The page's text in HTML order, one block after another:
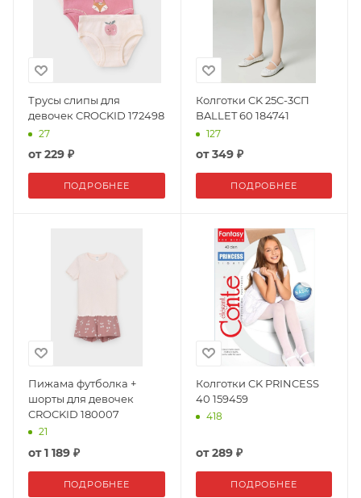
Трусы слипы для
девочек CROCKID 172498
27
от229 ₽
ПОДРОБНЕЕ
Колготки CK 25C-3СП
BALLET 60 184741
127
от349 ₽
ПОДРОБНЕЕ
Пижама футболка +
шорты для девочек
CROCKID 180007
21
от1 189 ₽
ПОДРОБНЕЕ
Колготки CK PRINCESS
40 159459
418
от289 ₽
ПОДРОБНЕЕ